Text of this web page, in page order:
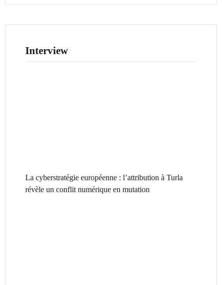
Interview
La cyberstratégie européenne : l’attribution à Turla
révèle un conflit numérique en mutation